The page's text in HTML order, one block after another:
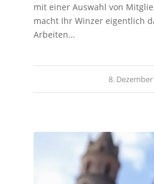
mit einer Auswahl von
macht Ihr Winzer eigentlich
Arbeiten…
8.